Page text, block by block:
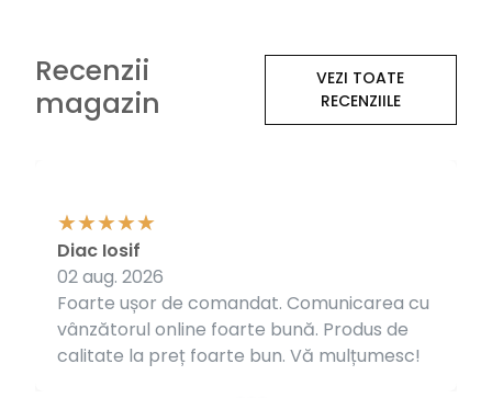
Recenzii
magazin
VEZI TOATE
RECENZIILE
Foarte ușor de comandat. Comunicarea cu
vânzătorul online foarte bună. Produs de
calitate la preț foarte bun. Vă mulțumesc!
Diac Iosif
02 aug. 2026